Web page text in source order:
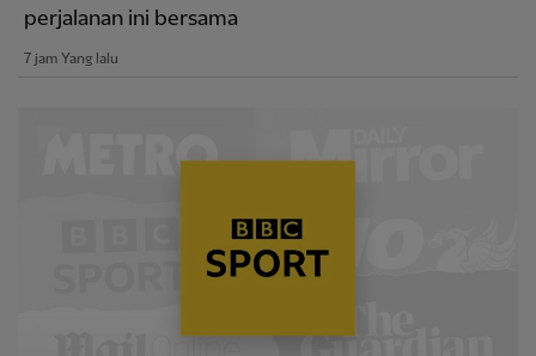
perjalanan ini bersama
7 jam Yang lalu